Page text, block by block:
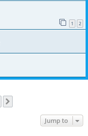
1 2
Jump to